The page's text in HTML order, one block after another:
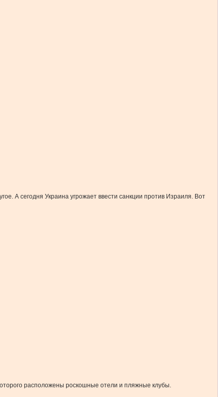
А сегодня Украина угрожает ввести санкции против Израиля. Вот
расположены роскошные отели и пляжные клубы.